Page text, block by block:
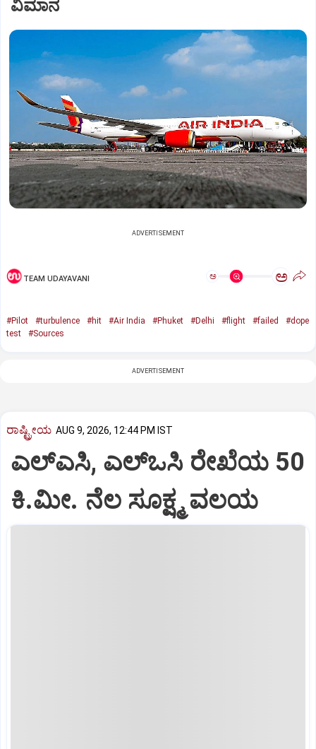
ವಿಮಾನ
ADVERTISEMENT
TEAM UDAYAVANI ಅ ಅ
#Pilot #turbulence #hit #Air India #Phuket #Delhi #flight #failed
#dope
test
#Sources
ADVERTISEMENT
ರಾಷ್ಟ್ರೀಯ AUG 9, 2026, 12:44 PM IST
ಎಲ್‌ಎಸಿ, ಎಲ್‌ಒಸಿ ರೇಖೆಯ 50
ಕಿ.ಮೀ. ನೆಲ ಸೂಕ್ಷ್ಮ ವಲಯ